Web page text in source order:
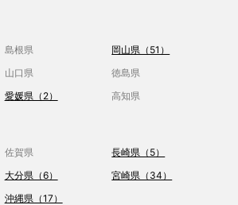
島根県
岡山県（51）
山口県
徳島県
愛媛県（2） 高知県
佐賀県
長崎県（5）
大分県（6）
宮崎県（34）
沖縄県（17）